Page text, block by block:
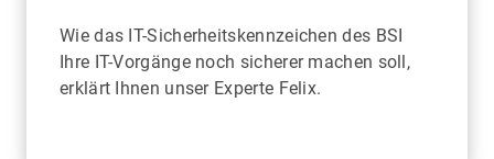
Wie das IT-Sicherheitskennzeichen des BSI
Ihre IT-Vorgänge noch sicherer machen soll,
erklärt Ihnen unser Experte Felix.